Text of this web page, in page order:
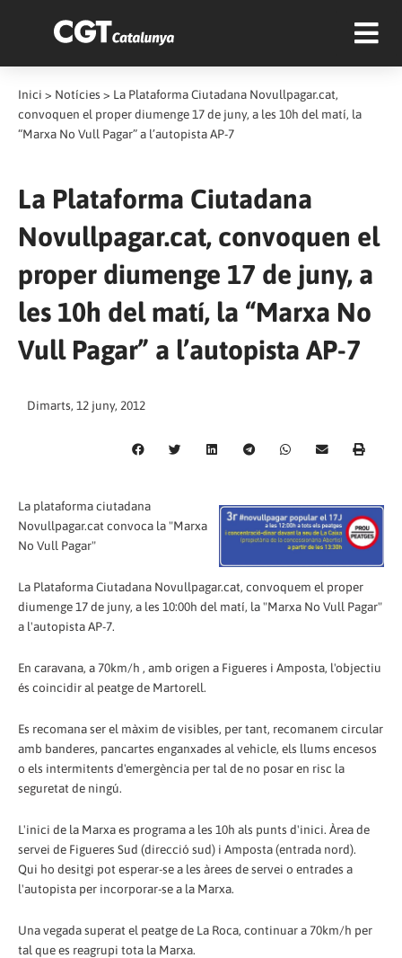
Inici > Notícies > La Plataforma Ciutadana Novullpagar.cat,
convoquen el proper diumenge 17 de juny, a les 10h del matí, la
“Marxa No Vull Pagar” a l’autopista AP-7
La Plataforma Ciutadana
Novullpagar.cat, convoquen el
proper diumenge 17 de juny, a
les 10h del matí, la “Marxa No
Vull Pagar” a l’autopista AP-7
Dimarts, 12 juny, 2012
La plataforma ciutadana
Novullpagar.cat convoca la "Marxa
No Vull Pagar"
La Plataforma Ciutadana Novullpagar.cat, convoquem el proper
diumenge 17 de juny, a les 10:00h del matí, la "Marxa No Vull Pagar"
a l'autopista AP-7.
En caravana, a 70km/h , amb origen a Figueres i Amposta, l'objectiu
és coincidir al peatge de Martorell.
Es recomana ser el màxim de visibles, per tant, recomanem circular
amb banderes, pancartes enganxades al vehicle, els llums encesos
o els intermitents d'emergència per tal de no posar en risc la
seguretat de ningú.
L'inici de la Marxa es programa a les 10h als punts d'inici. Àrea de
servei de Figueres Sud (direcció sud) i Amposta (entrada nord).
Qui ho desitgi pot esperar-se a les àrees de servei o entrades a
l'autopista per incorporar-se a la Marxa.
Una vegada superat el peatge de La Roca, continuar a 70km/h per
tal que es reagrupi tota la Marxa.